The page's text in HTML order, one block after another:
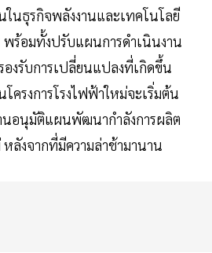
ในธุรกิจพลังงานและเทคโนโลยี
ร้อมทั้งปรับแผนการดำเนินงาน
งรับการเปลี่ยนแปลงที่เกิดขึ้น
ครงการโรงไฟฟ้าใหม่จะเริ่มต้น
นอนุมัติแผนพัฒนากำลังการผลิต
ลังจากที่มีความล่าช้ามานาน